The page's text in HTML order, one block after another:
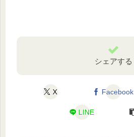
シェアする
X Facebook
LINE